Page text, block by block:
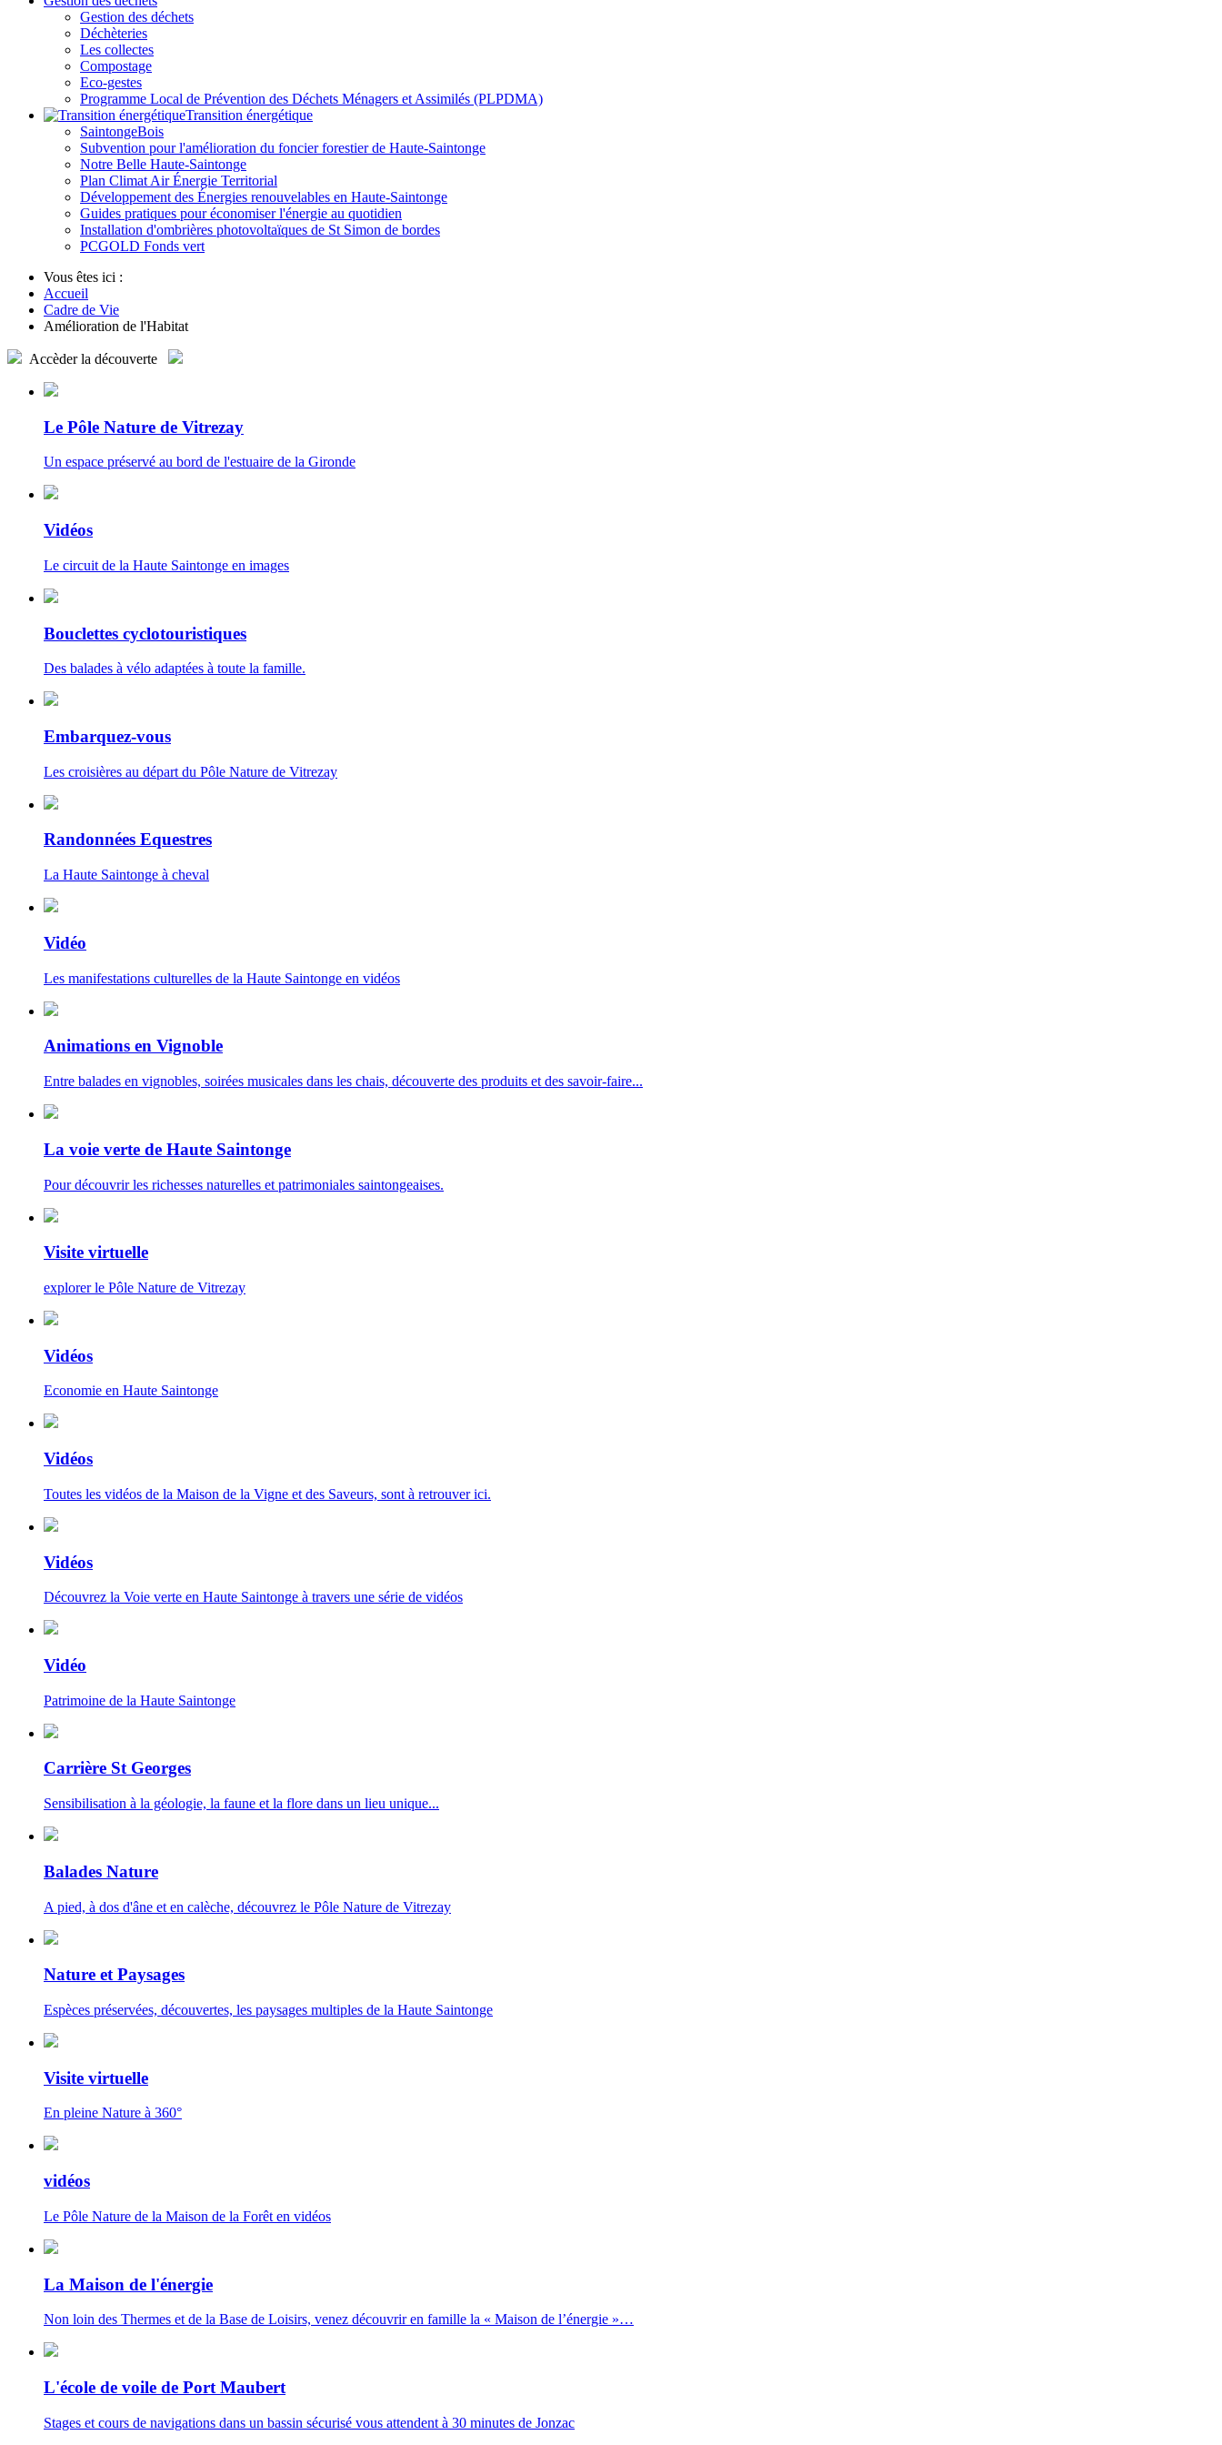
Gestion des déchets
Déchèteries
Les collectes
Compostage
Eco-gestes
Programme Local de Prévention des Déchets Ménagers et Assimilés (PLPDMA)
Transition énergétique
SaintongeBois
Subvention pour l'amélioration du foncier forestier de Haute-Saintonge
Notre Belle Haute-Saintonge
Plan Climat Air Énergie Territorial
Développement des Énergies renouvelables en Haute-Saintonge
Guides pratiques pour économiser l'énergie au quotidien
Installation d'ombrières photovoltaïques de St Simon de bordes
PCGOLD Fonds vert
Vous êtes ici :
Accueil
Cadre de Vie
Amélioration de l'Habitat
Accèderla découverte
Le Pôle Nature de Vitrezay
Un espace préservé au bord de l'estuaire de la Gironde
Vidéos
Le circuit de la Haute Saintonge en images
Bouclettes cyclotouristiques
Des balades à vélo adaptées à toute la famille.
Embarquez-vous
Les croisières au départ du Pôle Nature de Vitrezay
Randonnées Equestres
La Haute Saintonge à cheval
Vidéo
Les manifestations culturelles de la Haute Saintonge en vidéos
Animations en Vignoble
Entre balades en vignobles, soirées musicales dans les chais, découverte des produits et des savoir-faire...
La voie verte de Haute Saintonge
Pour découvrir les richesses naturelles et patrimoniales saintongeaises.
Visite virtuelle
explorer le Pôle Nature de Vitrezay
Vidéos
Economie en Haute Saintonge
Vidéos
Toutes les vidéos de la Maison de la Vigne et des Saveurs, sont à retrouver ici.
Vidéos
Découvrez la Voie verte en Haute Saintonge à travers une série de vidéos
Vidéo
Patrimoine de la Haute Saintonge
Carrière St Georges
Sensibilisation à la géologie, la faune et la flore dans un lieu unique...
Balades Nature
A pied, à dos d'âne et en calèche, découvrez le Pôle Nature de Vitrezay
Nature et Paysages
Espèces préservées, découvertes, les paysages multiples de la Haute Saintonge
Visite virtuelle
En pleine Nature à 360°
vidéos
Le Pôle Nature de la Maison de la Forêt en vidéos
La Maison de l'énergie
Non loin des Thermes et de la Base de Loisirs, venez découvrir en famille la « Maison de l’énergie »…
L'école de voile de Port Maubert
Stages et cours de navigations dans un bassin sécurisé vous attendent à 30 minutes de Jonzac